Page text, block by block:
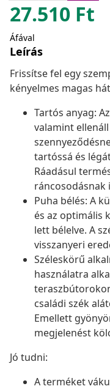
27.510 Ft
Áfával
Leírás
Frissítse fel egy
kényelmes magas
Tartós anyag:
valamint
tartóssá és
Ráadásul
ráncosodásnak
Puha bélés: A
és az optimális
lett bélelve. A
visszanyeri
Széleskörű
használatra
családi szék
Emellett
megjelenést
Jó tudni:
A terméket